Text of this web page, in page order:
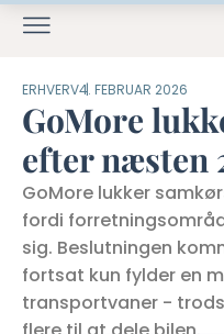
ERHVERV4. FEBRUAR 2026
GoMore
efter næsten
GoMore lukker
fordi
sig. Beslutningen
fortsat kun fylder en
transportvaner -